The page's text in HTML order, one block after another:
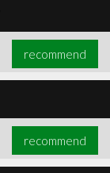
recommend
recommend